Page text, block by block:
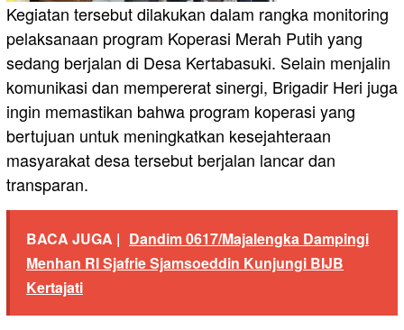
Kegiatan tersebut dilakukan dalam rangka monitoring
pelaksanaan program Koperasi Merah Putih yang
sedang berjalan di Desa Kertabasuki. Selain menjalin
komunikasi dan mempererat sinergi, Brigadir Heri juga
ingin memastikan bahwa program koperasi yang
bertujuan untuk meningkatkan kesejahteraan
masyarakat desa tersebut berjalan lancar dan
transparan.
BACA JUGA | Dandim 0617/Majalengka Dampingi
Menhan RI Sjafrie Sjamsoeddin Kunjungi BIJB
Kertajati